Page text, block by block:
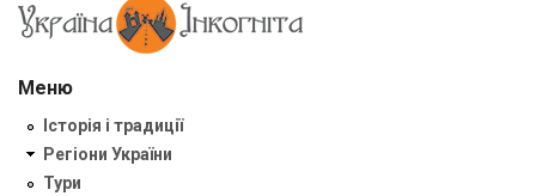
Меню
Історія і традиції
Регіони України
Тури